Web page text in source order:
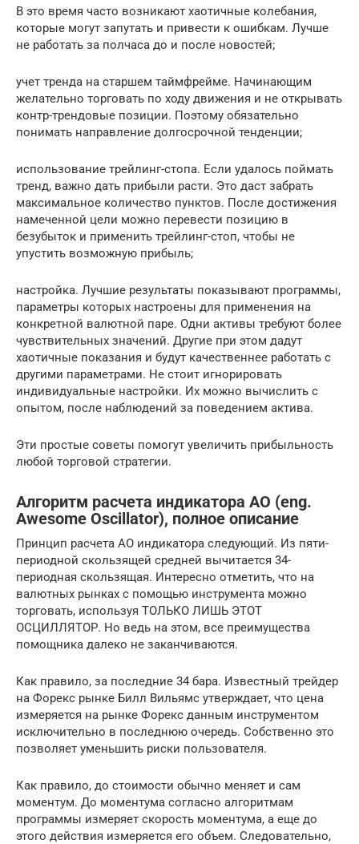
В это время часто возникают хаотичные колебания,
которые могут запутать и привести к ошибкам. Лучше
не работать за полчаса до и после новостей;
учет тренда на старшем таймфрейме. Начинающим
желательно торговать по ходу движения и не открывать
контр-трендовые позиции. Поэтому обязательно
понимать направление долгосрочной тенденции;
использование трейлинг-стопа. Если удалось поймать
тренд, важно дать прибыли расти. Это даст забрать
максимальное количество пунктов. После достижения
намеченной цели можно перевести позицию в
безубыток и применить трейлинг-стоп, чтобы не
упустить возможную прибыль;
настройка. Лучшие результаты показывают программы,
параметры которых настроены для применения на
конкретной валютной паре. Одни активы требуют более
чувствительных значений. Другие при этом дадут
хаотичные показания и будут качественнее работать с
другими параметрами. Не стоит игнорировать
индивидуальные настройки. Их можно вычислить с
опытом, после наблюдений за поведением актива.
Эти простые советы помогут увеличить прибыльность
любой торговой стратегии.
Алгоритм расчета индикатора AO (eng.
Awesome Oscillator), полное описание
Принцип расчета AO индикатора следующий. Из пяти-
периодной скользящей средней вычитается 34-
периодная скользящая. Интересно отметить, что на
валютных рынках с помощью инструмента можно
торговать, используя ТОЛЬКО ЛИШЬ ЭТОТ
ОСЦИЛЛЯТОР. Но ведь на этом, все преимущества
помощника далеко не заканчиваются.
Как правило, за последние 34 бара. Известный трейдер
на Форекс рынке Билл Вильямс утверждает, что цена
измеряется на рынке Форекс данным инструментом
исключительно в последнюю очередь. Собственно это
позволяет уменьшить риски пользователя.
Как правило, до стоимости обычно меняет и сам
моментум. До моментума согласно алгоритмам
программы измеряет скорость моментума, а еще до
этого действия измеряется его объем. Следовательно,